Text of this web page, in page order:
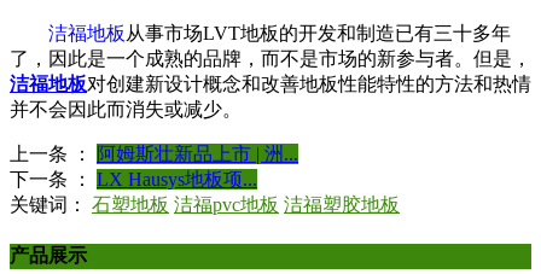
洁福地板 从事市场LVT地板的开发和制造已有三十多年
了，因此是一个成熟的品牌，而不是市场的新参与者。但是，
洁福地板对创建新设计概念和改善地板性能特性的方法和热情
并不会因此而消失或减少。
上一条 ：
阿姆斯壮新品上市 | 洲...
下一条 ：
LX Hausys地板项...
关键词： 石塑地板 洁福pvc地板 洁福塑胶地板
产品展示